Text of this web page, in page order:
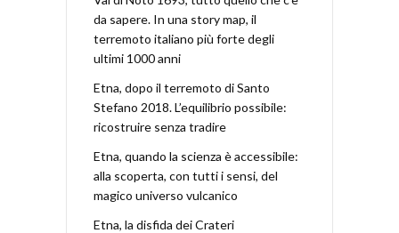
da sapere. In una story map, il
terremoto italiano più forte degli
ultimi 1000 anni
Etna, dopo il terremoto di Santo
Stefano 2018. L’equilibrio possibile:
ricostruire senza tradire
Etna, quando la scienza è accessibile:
alla scoperta, con tutti i sensi, del
magico universo vulcanico
Etna, la disfida dei Crateri